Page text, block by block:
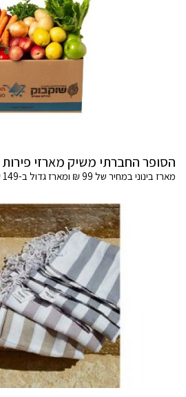
הסופר החברתי משיק מארזי פירות
מארז בינוני במחיר של 99 ₪ ומארז גדול ב-149 ₪.